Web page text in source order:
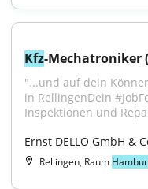
Kfz-Mechatroniker
"...und auf dein
in RellingenDein
Inspektionen und
Ernst DELLO GmbH &
Rellingen, Raum